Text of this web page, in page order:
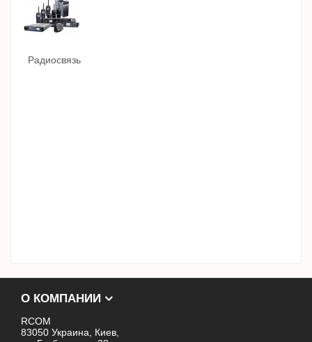
Радиосвязь
О КОМПАНИИ
RCOM
83050 Украина, Киев,